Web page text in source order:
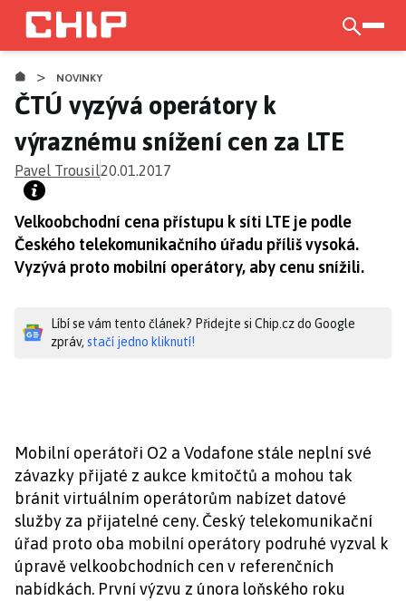
CHIP.CZ
Přejít
hlavnímu
obsahu
> NOVINKY
ČTÚ vyzývá operátory k
výraznému snížení cen za LTE
Pavel Trousil20.01.2017
Velkoobchodní cena přístupu k síti LTE je podle
Českého telekomunikačního úřadu příliš vysoká.
Vyzývá proto mobilní operátory, aby cenu snížili.
Líbí se vám tento článek? Přidejte si Chip.cz do Google
zpráv, stačí jedno kliknutí!
Mobilní operátoři O2 a Vodafone stále neplní své
závazky přijaté z aukce kmitočtů a mohou tak
bránit virtuálním operátorům nabízet datové
služby za přijatelné ceny. Český telekomunikační
úřad proto oba mobilní operátory podruhé vyzval k
úpravě velkoobchodních cen v referenčních
nabídkách. První výzvu z února loňského roku